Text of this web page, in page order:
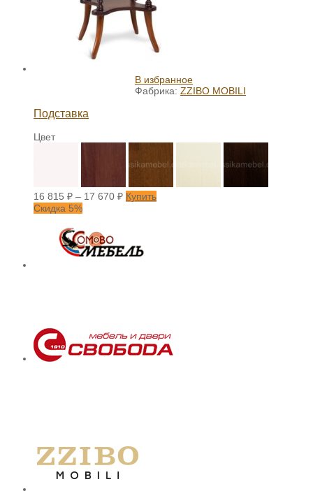
В избранное
Фабрика: ZZIBO MOBILI
Подставка
Цвет
16 815 ₽ – 17 670 ₽ Купить
Скидка 5%